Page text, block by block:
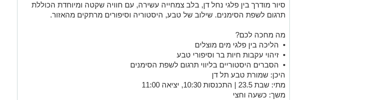
סיור מודרך בין פלגי נחל דן, בלב צמחייה עשירה, עם חוויה שקטה ומיוחדת הכוללת
תרגום לשפת הסימנים. שילוב של טבע, היסטוריה וסיפורים מרתקים מהאזור.
מה מחכה לכם?
• הליכה בין פלגי מים מוצלים
• זיהוי עקבות חיות בר וסיפורי טבע
• הסברים היסטוריים בליווי תרגום לשפת הסימנים
היכן: שמורת טבע תל דן
מתי: שבת 23.5 | התכנסות 10:30, יציאה 11:00
משך: כשעה וחצי